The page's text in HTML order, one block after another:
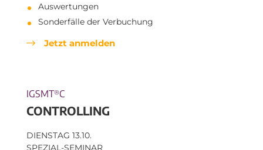
Auswertungen
Sonderfälle der Verbuchung
Jetzt anmelden
IGSMT®C
CONTROLLING
DIENSTAG 13.10.
SPEZIAL-SEMINAR